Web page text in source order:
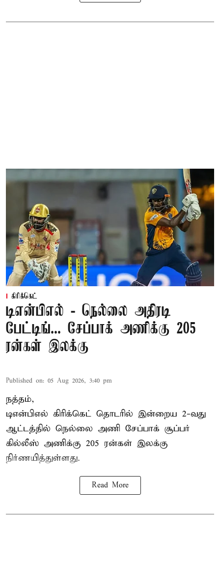
கிரிக்கெட்
டிஎன்பிஎல் - நெல்லை அதிரடி
பேட்டிங்... சேப்பாக் அணிக்கு 205
ரன்கள் இலக்கு
Published on: 05 Aug 2026, 3:40 pm
நத்தம்,
டிஎன்பிஎல் கிரிக்கெட் தொடரில் இன்றைய 2-வது
ஆட்டத்தில் நெல்லை அணி சேப்பாக் சூப்பர்
கில்லீஸ் அணிக்கு 205 ரன்கள் இலக்கு
நிர்ணயித்துள்ளது.
Read More